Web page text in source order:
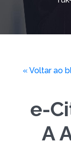
« Voltar ao
e-
A